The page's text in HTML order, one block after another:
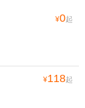
¥0起
¥118起